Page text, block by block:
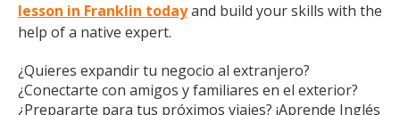
lesson in Franklin todayand build your skills with the
help of a native expert.
¿Quieres expandir tu negocio al extranjero?
¿Conectarte con amigos y familiares en el exterior?
¿Prepararte para tus próximos viajes? ¡Aprende Inglés